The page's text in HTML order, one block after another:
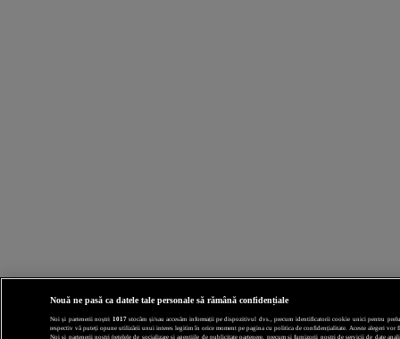
Nouă ne pasă ca datele tale personale să rămână confidențiale
Noi și partenerii noștri 1017stocăm și/sau accesăm informații pe dispozitivul dvs., precum identificatorii cookie unici pentru
respectiv vă puteți opune utilizării unui interes legitim în orice moment pe pagina cu politica de confidențialitate. Aceste alegeri vor
Noi si partenerii nostri (retelele de socializare si agentiile de publicitate partenere, precum si furnizorii nostri de servicii de date